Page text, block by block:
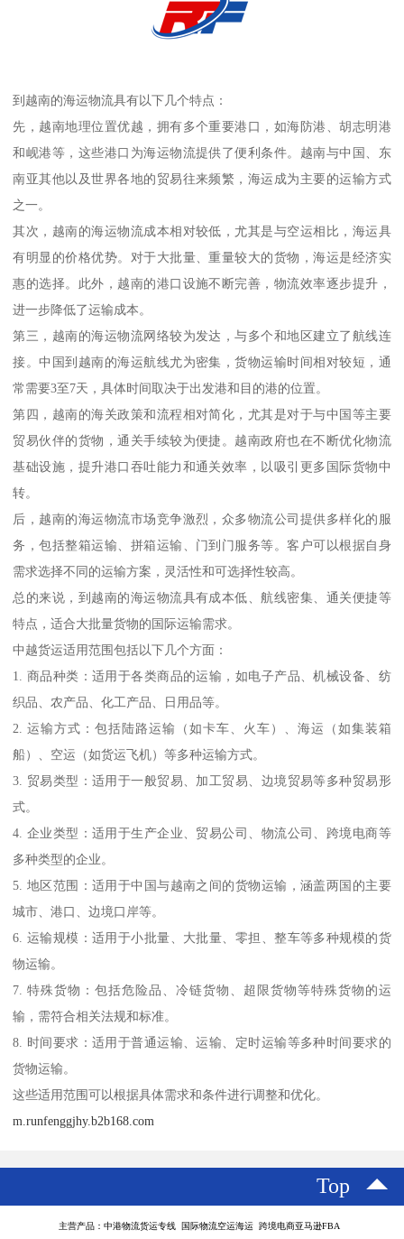
到越南的海运物流具有以下几个特点：
先，越南地理位置优越，拥有多个重要港口，如海防港、胡志明港
和岘港等，这些港口为海运物流提供了便利条件。越南与中国、东
南亚其他以及世界各地的贸易往来频繁，海运成为主要的运输方式
之一。
其次，越南的海运物流成本相对较低，尤其是与空运相比，海运具
有明显的价格优势。对于大批量、重量较大的货物，海运是经济实
惠的选择。此外，越南的港口设施不断完善，物流效率逐步提升，
进一步降低了运输成本。
第三，越南的海运物流网络较为发达，与多个和地区建立了航线连
接。中国到越南的海运航线尤为密集，货物运输时间相对较短，通
常需要3至7天，具体时间取决于出发港和目的港的位置。
第四，越南的海关政策和流程相对简化，尤其是对于与中国等主要
贸易伙伴的货物，通关手续较为便捷。越南政府也在不断优化物流
基础设施，提升港口吞吐能力和通关效率，以吸引更多国际货物中
转。
后，越南的海运物流市场竞争激烈，众多物流公司提供多样化的服
务，包括整箱运输、拼箱运输、门到门服务等。客户可以根据自身
需求选择不同的运输方案，灵活性和可选择性较高。
总的来说，到越南的海运物流具有成本低、航线密集、通关便捷等
特点，适合大批量货物的国际运输需求。
中越货运适用范围包括以下几个方面：
1. 商品种类：适用于各类商品的运输，如电子产品、机械设备、纺
织品、农产品、化工产品、日用品等。
2. 运输方式：包括陆路运输（如卡车、火车）、海运（如集装箱
船）、空运（如货运飞机）等多种运输方式。
3. 贸易类型：适用于一般贸易、加工贸易、边境贸易等多种贸易形
式。
4. 企业类型：适用于生产企业、贸易公司、物流公司、跨境电商等
多种类型的企业。
5. 地区范围：适用于中国与越南之间的货物运输，涵盖两国的主要
城市、港口、边境口岸等。
6. 运输规模：适用于小批量、大批量、零担、整车等多种规模的货
物运输。
7. 特殊货物：包括危险品、冷链货物、超限货物等特殊货物的运
输，需符合相关法规和标准。
8. 时间要求：适用于普通运输、运输、定时运输等多种时间要求的
货物运输。
这些适用范围可以根据具体需求和条件进行调整和优化。
m.runfenggjhy.b2b168.com
Top
主营产品：中港物流货运专线 国际物流空运海运 跨境电商亚马逊FBA